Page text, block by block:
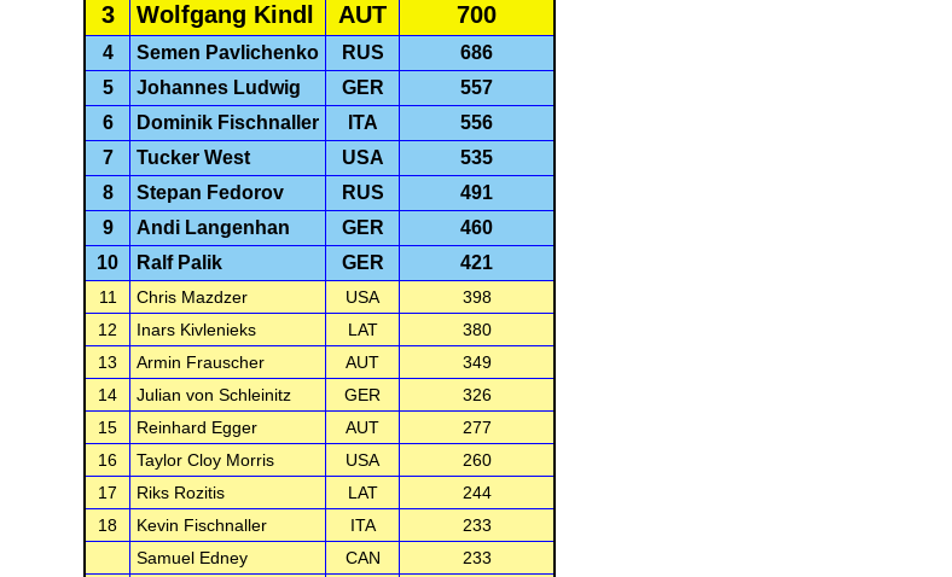
3
Wolfgang Kindl AUT 700
4 Semen Pavlichenko RUS
686
5
Johannes Ludwig GER
557
6
Dominik Fischnaller ITA
556
7
Tucker West USA
535
8
Stepan Fedorov RUS
491
9
Andi Langenhan GER
460
10
Ralf Palik GER 421
11 Chris Mazdzer USA
398
12
Inars Kivlenieks LAT
380
13
Armin Frauscher AUT
349
14
Julian von Schleinitz GER
326
15
Reinhard Egger AUT
277
16
Taylor Cloy Morris USA
260
17
Riks Rozitis LAT
244
18
Kevin Fischnaller ITA
233
Samuel Edney
CAN 233